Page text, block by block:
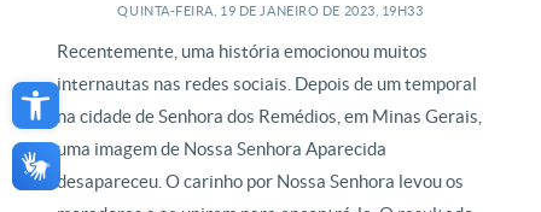
Open toolbar
QUINTA-FEIRA, 19 DE JANEIRO DE 2023, 19H33
Recentemente, uma história emocionou muitos
internautas nas redes sociais. Depois de um temporal
na cidade de Senhora dos Remédios, em Minas Gerais,
uma imagem de Nossa Senhora Aparecida
desapareceu. O carinho por Nossa Senhora levou os